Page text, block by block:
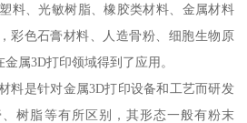
料、光敏树脂、橡胶类材料、金属材料
彩色石膏材料、人造骨粉、细胞生物原
属3D打印领域得到了应用。
料是针对金属3D打印设备和工艺而研发
树脂等有所区别，其形态一般有粉末